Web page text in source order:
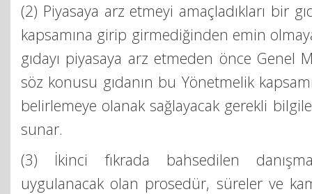
(2) Piyasaya arz etmeyi amaçladıkları bir
kapsamına girip girmediğinden emin
gıdayı piyasaya arz etmeden önce Genel
söz konusu gıdanın bu Yönetmelik
belirlemeye olanak sağlayacak gerekli
sunar.
(3) İkinci fıkrada bahsedilen
uygulanacak olan prosedür, süreler ve